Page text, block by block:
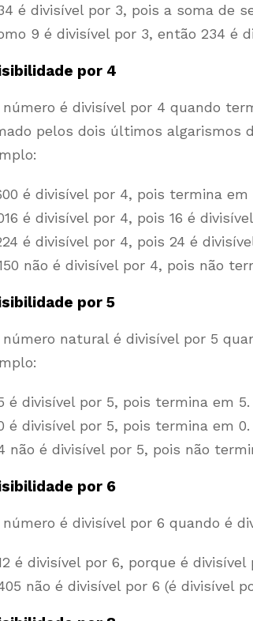
é divisível por 3, pois a soma de
9 é divisível por 3, então 234 é
por 4
número é divisível por 4 quando
pelos dois últimos algarismos
é divisível por 4, pois termina em
é divisível por 4, pois 16 é
é divisível por 4, pois 24 é
não é divisível por 4, pois não
por 5
número natural é divisível por 5
é divisível por 5, pois termina em 5.
é divisível por 5, pois termina em 0.
não é divisível por 5, pois não
por 6
número é divisível por 6 quando é
é divisível por 6, porque é divisível
não é divisível por 6 (é divisível